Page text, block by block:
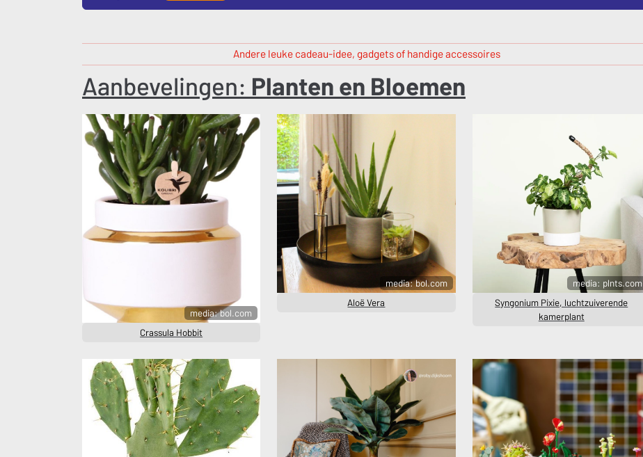
Andere leuke cadeau-idee, gadgets of handige accessoires
Aanbevelingen: Planten en Bloemen
media: bol.com
Crassula Hobbit
media: bol.com
Aloë Vera
media: plnts.com
Syngonium Pixie, luchtzuiverende
kamerplant